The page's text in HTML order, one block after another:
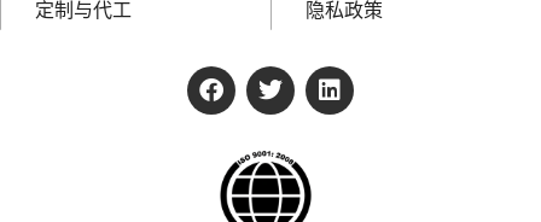
定制与代工
隐私政策